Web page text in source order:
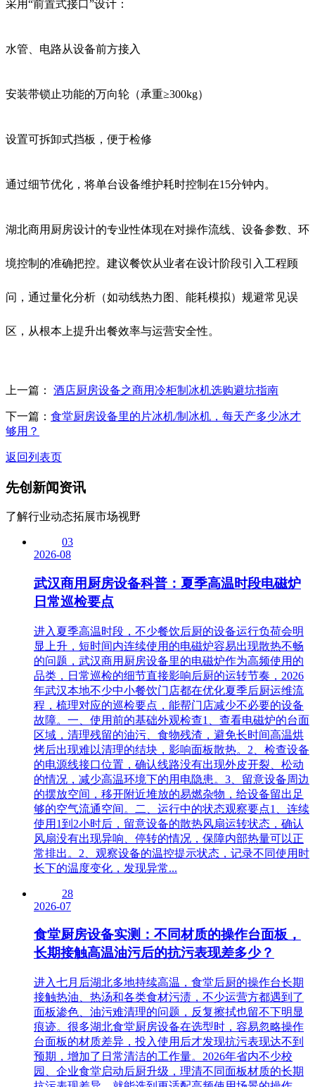
采用“前置式接口”设计：
水管、电路从设备前方接入
安装带锁止功能的万向轮（承重≥300kg）
设置可拆卸式挡板，便于检修
通过细节优化，将单台设备维护耗时控制在15分钟内。
湖北商用厨房设计的专业性体现在对操作流线、设备参数、环
境控制的准确把控。建议餐饮从业者在设计阶段引入工程顾
问，通过量化分析（如动线热力图、能耗模拟）规避常见误
区，从根本上提升出餐效率与运营安全性。
上一篇： 酒店厨房设备之商用冷柜制冰机选购避坑指南
下一篇： 食堂厨房设备里的片冰机/制冰机，每天产多少冰才
够用？
返回列表页
先创 新闻资讯
了解行业动态拓展市场视野
03
2026-08
武汉商用厨房设备科普：夏季高温时段电磁炉
日常巡检要点
进入夏季高温时段，不少餐饮后厨的设备运行负荷会明
显上升，短时间内连续使用的电磁炉容易出现散热不畅
的问题，武汉商用厨房设备里的电磁炉作为高频使用的
品类，日常巡检的细节直接影响后厨的运转节奏，2026
年武汉本地不少中小餐饮门店都在优化夏季后厨运维流
程，梳理对应的巡检要点，能帮门店减少不必要的设备
故障。一、使用前的基础外观检查1、查看电磁炉的台面
区域，清理残留的油污、食物残渣，避免长时间高温烘
烤后出现难以清理的结块，影响面板散热。2、检查设备
的电源线接口位置，确认线路没有出现外皮开裂、松动
的情况，减少高温环境下的用电隐患。3、留意设备周边
的摆放空间，移开附近堆放的易燃杂物，给设备留出足
够的空气流通空间。二、运行中的状态观察要点1、连续
使用1到2小时后，留意设备的散热风扇运转状态，确认
风扇没有出现异响、停转的情况，保障内部热量可以正
常排出。2、观察设备的温控提示状态，记录不同使用时
长下的温度变化，发现异常...
28
2026-07
食堂厨房设备实测：不同材质的操作台面板，
长期接触高温油污后的抗污表现差多少？
进入七月后湖北多地持续高温，食堂后厨的操作台长期
接触热油、热汤和各类食材污渍，不少运营方都遇到了
面板渗色、油污难清理的问题，反复擦拭也留不下明显
痕迹。很多湖北食堂厨房设备在选型时，容易忽略操作
台面板的材质差异，投入使用后才发现抗污表现达不到
预期，增加了日常清洁的工作量。2026年省内不少校
园、企业食堂启动后厨升级，理清不同面板材质的长期